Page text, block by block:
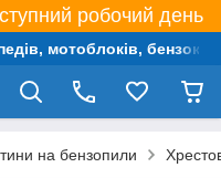
робочий день
мотоблоків,
на бензопили